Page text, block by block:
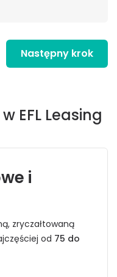
Następny krok
EFL Leasing
i
zryczałtowaną
od 75 do